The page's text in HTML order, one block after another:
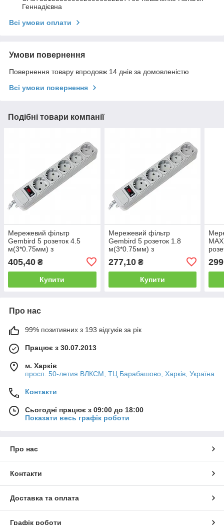
Геннадієвна
Всі умови оплати
Умови повернення
Повернення товару впродовж 14 днів за домовленістю
Всі умови повернення
Подібні товари компанії
Мережевий фільтр
Gembird 5 розеток 4.5
м(3*0.75мм) з
вимикачем сірий до 2.2кВт
10А
405,40 ₴
Купити
Мережевий фільтр
Gembird 5 розеток 1.8
м(3*0.75мм) з
вимикачем сірий до 2.2кВт
10А
277,10₴
Купити
10А
Про нас
99% позитивних з 193 відгуків за рік
Працює з 30.07.2013
м. Харків
просп. 50-летия ВЛКСМ, ТЦ Барабашово, Харків, Україна
Контакти
Сьогодні працює з 09:00 до 18:00
Показати весь графік роботи
Про нас
Контакти
Доставка та оплата
Графік роботи